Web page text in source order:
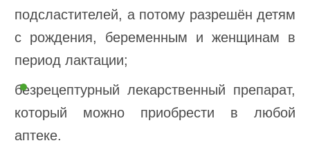
подсластителей, а потому разрешён детям
с рождения, беременным и женщинам в
период лактации;
безрецептурный лекарственный препарат,
который можно приобрести в любой
аптеке.